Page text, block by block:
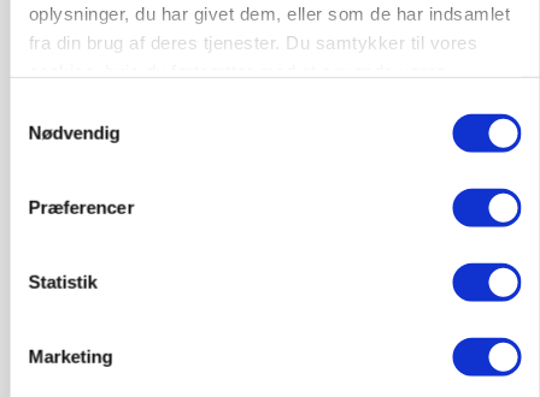
oplysninger, du har givet dem, eller som de har indsamlet
fra din brug af deres tjenester. Du samtykker til vores
Nødvendig
Præferencer
Statistik
Marketing
Stærkt år for griseformand: Overskud nærmer
»Som at få Mona Lisa som nabo«: -
Jernbaneregler er forældede og bør laves om,